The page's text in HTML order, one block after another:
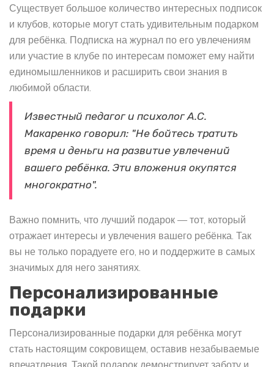
Существует большое количество интересных подписок
и клубов, которые могут стать удивительным подарком
для ребёнка. Подписка на журнал по его увлечениям
или участие в клубе по интересам поможет ему найти
единомышленников и расширить свои знания в
любимой области.
Известный педагог и психолог А.С.
Макаренко говорил: "Не бойтесь тратить
время и деньги на развитие увлечений
вашего ребёнка. Эти вложения окупятся
многократно".
Важно помнить, что лучший подарок — тот, который
отражает интересы и увлечения вашего ребёнка. Так
вы не только порадуете его, но и поддержите в самых
значимых для него занятиях.
Персонализированные
подарки
Персонализированные подарки для ребёнка могут
стать настоящим сокровищем, оставив незабываемые